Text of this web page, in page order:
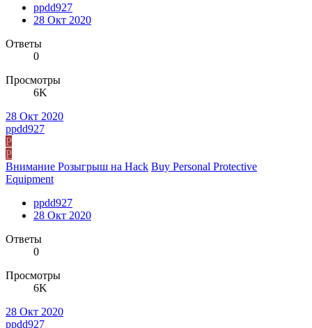
ppdd927
28 Окт 2020
Ответы
0
Просмотры
6K
28 Окт 2020
ppdd927
P
P
Внимание Розыгрыш на Hack Buy Personal Protective
Equipment
ppdd927
28 Окт 2020
Ответы
0
Просмотры
6K
28 Окт 2020
ppdd927